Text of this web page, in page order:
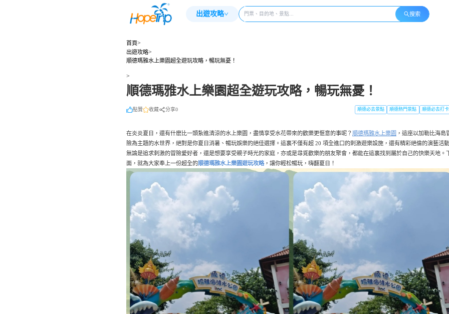
出遊攻略 搜索
首頁>
出遊攻略>
順德瑪雅水上樂園超全遊玩攻略，暢玩無憂！
>
順德瑪雅水上樂園超全遊玩攻略，暢玩無憂！
點贊 收藏 分享0 順德必去景點 順德熱門景點 順德必去打
在炎炎夏日，還有什麽比一頭紮進清涼的水上樂園，盡情享受水花帶來的歡樂更愜意的事呢？順德瑪雅水上樂園 ，這座以加勒比海島
險為主題的水世界，絕對是你夏日消暑、暢玩娛樂的絕佳選擇。這裏不僅有超 20 項全進口的刺激遊樂設施，還有精彩絕倫的演藝活
無論是追求刺激的冒險愛好者，還是想要享受親子時光的家庭，亦或是尋覓歡樂的朋友聚會，都能在這裏找到屬於自己的快樂天地。
面，就為大家奉上一份超全的順德瑪雅水上樂園遊玩攻略，讓你輕松暢玩，嗨翻夏日！